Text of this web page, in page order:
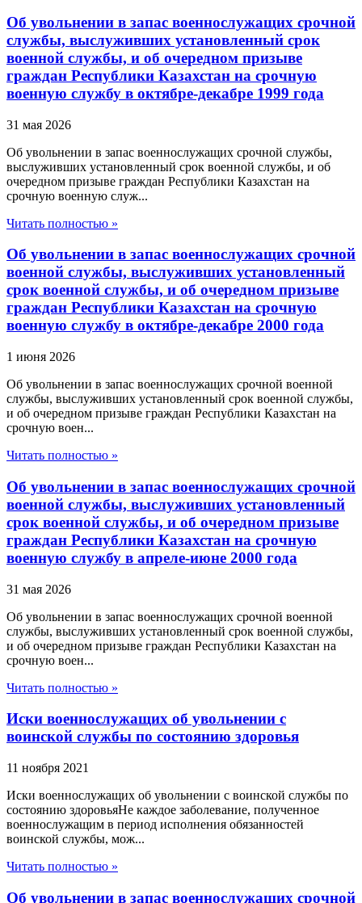
Об увольнении в запас военнослужащих срочной
службы, выслуживших установленный срок
военной службы, и об очередном призыве
граждан Республики Казахстан на срочную
военную службу в октябре-декабре 1999 года
31 мая 2026
Об увольнении в запас военнослужащих срочной службы,
выслуживших установленный срок военной службы, и об
очередном призыве граждан Республики Казахстан на
срочную военную служ...
Читать полностью »
Об увольнении в запас военнослужащих срочной
военной службы, выслуживших установленный
срок военной службы, и об очередном призыве
граждан Республики Казахстан на срочную
военную службу в октябре-декабре 2000 года
1 июня 2026
Об увольнении в запас военнослужащих срочной военной
службы, выслуживших установленный срок военной службы,
и об очередном призыве граждан Республики Казахстан на
срочную воен...
Читать полностью »
Об увольнении в запас военнослужащих срочной
военной службы, выслуживших установленный
срок военной службы, и об очередном призыве
граждан Республики Казахстан на срочную
военную службу в апреле-июне 2000 года
31 мая 2026
Об увольнении в запас военнослужащих срочной военной
службы, выслуживших установленный срок военной службы,
и об очередном призыве граждан Республики Казахстан на
срочную воен...
Читать полностью »
Иски военнослужащих об увольнении с
воинской службы по состоянию здоровья
11 ноября 2021
Иски военнослужащих об увольнении с воинской службы по
состоянию здоровьяНе каждое заболевание, полученное
военнослужащим в период исполнения обязанностей
воинской службы, мож...
Читать полностью »
Об увольнении в запас военнослужащих срочной